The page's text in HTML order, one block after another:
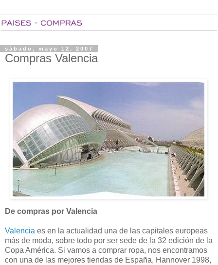
sábado, mayo 12, 2007
Compras Valencia
De compras por Valencia
Valencia es en la actualidad una de las capitales europeas
más de moda, sobre todo por ser sede de la 32 edición de la
Copa América. Si vamos a comprar ropa, nos encontramos
con una de las mejores tiendas de España, Hannover 1998,